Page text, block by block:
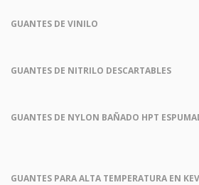
GUANTES DE VINILO
GUANTES DE NITRILO DESCARTABLES
GUANTES DE NYLON BAÑADO HPT
GUANTES PARA ALTA TEMPERATURA EN